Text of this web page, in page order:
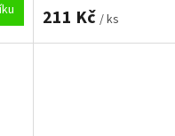
211 Kč / ks